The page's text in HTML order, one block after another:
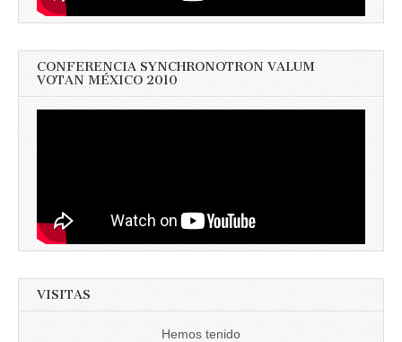
CONFERENCIA SYNCHRONOTRON VALUM
VOTAN MÉXICO 2010
VISITAS
Hemos tenido